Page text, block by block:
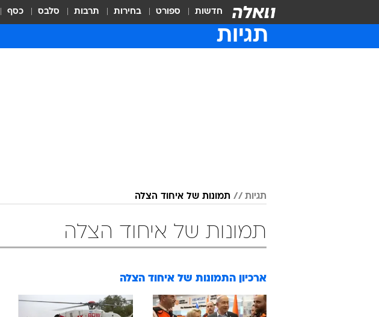
חדשות ספורט בחירות תרבות סלבס כסף
תגיות
תגיות תמונות של איחוד הצלה
תמונות של איחוד הצלה
ארכיון התמונות של איחוד הצלה